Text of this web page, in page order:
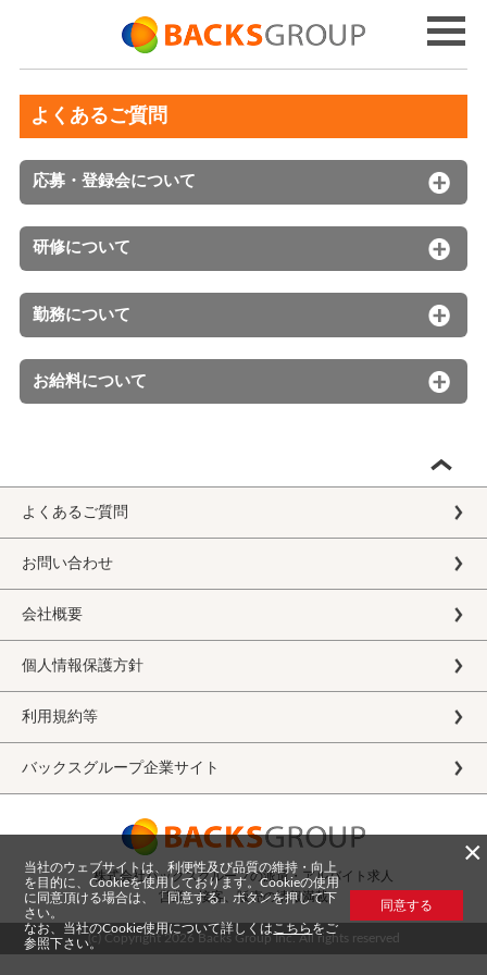
よくあるご質問
応募・登録会について
研修について
勤務について
お給料について
よくあるご質問
お問い合わせ
会社概要
個人情報保護方針
利用規約等
バックスグループ企業サイト
株式会社バックスグループの派遣・アルバイト求人
営業、接客、販売の情報満載
(c) Copyright2026 Backs Group Inc. All rights reserved
×
当社のウェブサイトは、利便性及び品質の維持・向上
を目的に、Cookieを使用しております。Cookieの使用
に同意頂ける場合は、「同意する」ボタンを押して下
さい。
なお、当社のCookie使用について詳しくは こちら をご
参照下さい。
同意する